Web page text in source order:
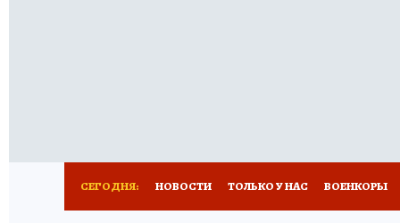
СЕГОДНЯ: НОВОСТИ ТОЛЬКО У НАС ВОЕНКОРЫ